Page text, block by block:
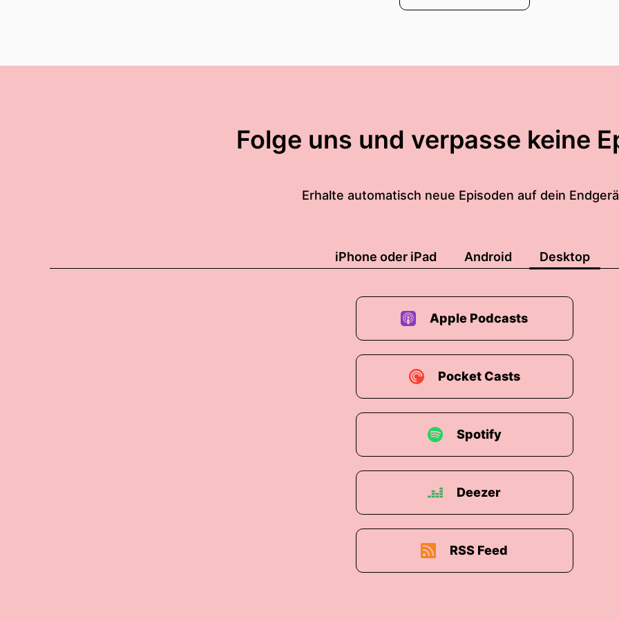
Folge uns und verpasse keine
Erhalte automatisch neue Episoden auf dein
iPhone oder iPad Android Desktop
Apple Podcasts
Pocket Casts
Spotify
Deezer
RSS Feed